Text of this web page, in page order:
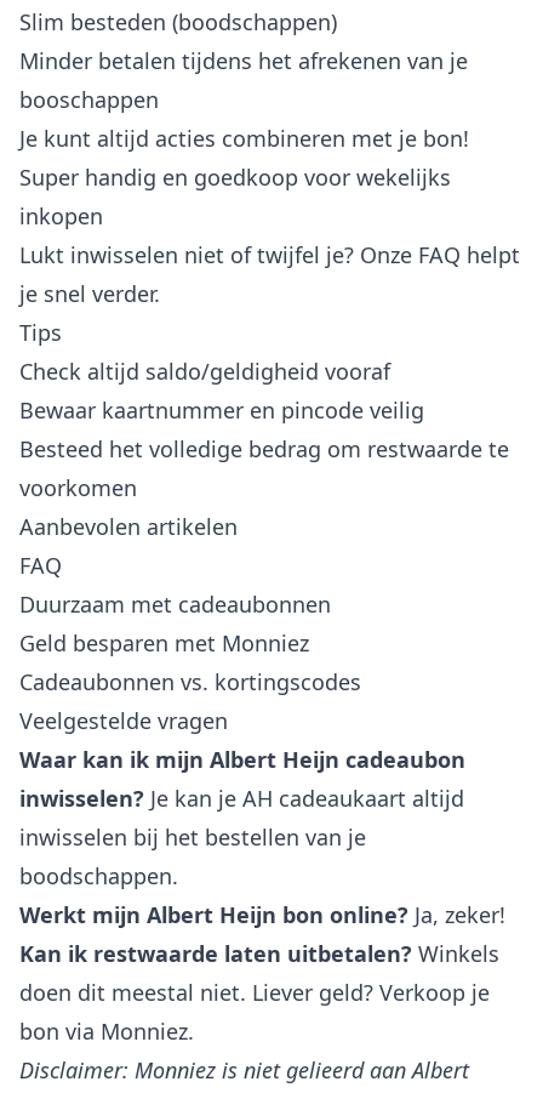
Slim besteden (boodschappen)
Minder betalen tijdens het afrekenen van je
booschappen
Je kunt altijd acties combineren met je bon!
Super handig en goedkoop voor wekelijks
inkopen
Lukt inwisselen niet of twijfel je? Onze FAQ helpt
je snel verder.
Tips
Check altijd saldo/geldigheid vooraf
Bewaar kaartnummer en pincode veilig
Besteed het volledige bedrag om restwaarde te
voorkomen
Aanbevolen artikelen
FAQ
Duurzaam met cadeaubonnen
Geld besparen met Monniez
Cadeaubonnen vs. kortingscodes
Veelgestelde vragen
Waar kan ik mijn Albert Heijn cadeaubon
inwisselen? Je kan je AH cadeaukaart altijd
inwisselen bij het bestellen van je
boodschappen.
Werkt mijn Albert Heijn bon online? Ja, zeker!
Kan ik restwaarde laten uitbetalen? Winkels
doen dit meestal niet. Liever geld? Verkoop je
bon via Monniez.
Disclaimer: Monniez is niet gelieerd aan Albert